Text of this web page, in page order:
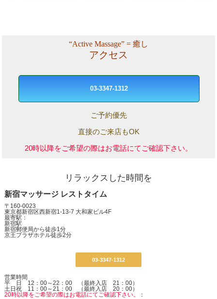
“Active Massage” = 癒し
アクセス
03-3347-1312
ご予約優先
直接のご来店もOK
20時以降をご希望の際はお電話にてご確認下さい。
リラックスした時間を
新宿マッサージ レストタイム
〒160-0023
東京都新宿区西新宿1-13-7 大和家ビル4F
最寄駅：
新宿駅
新宿郵便局から徒歩1分
京王プラザホテル徒歩2分
03-3347-1312
営業時間
平 日 12：00～22：00 （最終入店 21：00）
土日祝 11：00～21：00 （最終入店 20：00）
20時以降をご希望の際はお電話にてご確認下さい。